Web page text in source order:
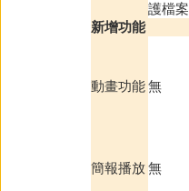
護檔案
新增功能
動畫功能無
簡報播放無